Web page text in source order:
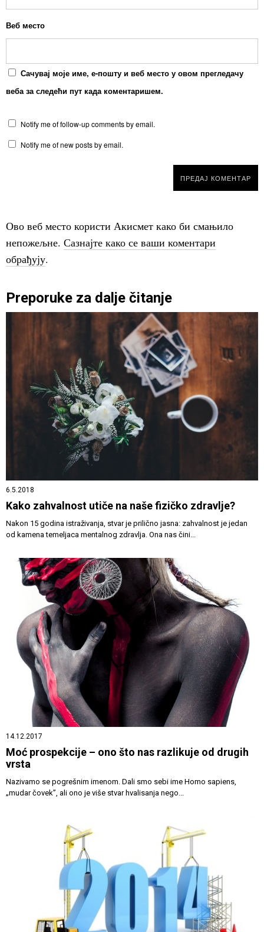
Веб место
Сачувај моје име, е-пошту и веб место у овом прегледачу
веба за следећи пут када коментаришем.
Notify me of follow-up comments by email.
Notify me of new posts by email.
Ово веб место користи Акисмет како би смањило
непожељне. Сазнајте како се ваши коментари
обрађују.
Preporuke za dalje čitanje
6.5.2018
Kako zahvalnost utiče na naše fizičko zdravlje?
Nakon 15 godina istraživanja, stvar je prilično jasna: zahvalnost je jedan
od kamena temeljaca mentalnog zdravlja. Ona nas čini...
14.12.2017
Moć prospekcije – ono što nas razlikuje od drugih
vrsta
Nazivamo se pogrešnim imenom. Dali smo sebi ime Homo sapiens,
„mudar čovek”, ali ono je više stvar hvalisanja nego...